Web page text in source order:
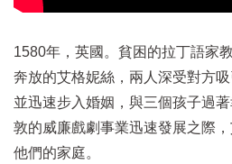
1580年，英國。貧困的拉丁語家
奔放的艾格妮絲，兩人深受對方
並迅速步入婚姻，與三個孩子過
敦的威廉戲劇事業迅速發展之際
他們的家庭。